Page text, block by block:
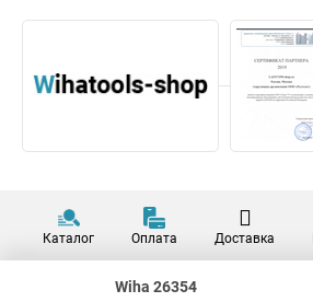
Каталог Оплата Доставка
Wiha 26354